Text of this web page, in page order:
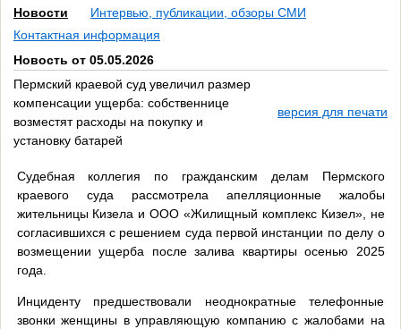
Новости
Интервью, публикации, обзоры СМИ
Контактная информация
Новость от 05.05.2026
Пермский краевой суд увеличил размер
компенсации ущерба: собственнице
возместят расходы на покупку и
установку батарей
версия для печати
Судебная коллегия по гражданским делам Пермского
краевого суда рассмотрела апелляционные жалобы
жительницы Кизела и ООО «Жилищный комплекс Кизел», не
согласившихся с решением суда первой инстанции по делу о
возмещении ущерба после залива квартиры осенью 2025
года.
Инциденту предшествовали неоднократные телефонные
звонки женщины в управляющую компанию с жалобами на